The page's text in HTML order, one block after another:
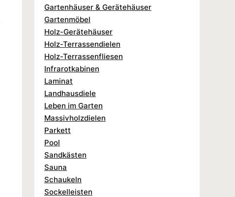
Gartenhäuser & Gerätehäuser
Gartenmöbel
Holz-Gerätehäuser
Holz-Terrassendielen
Holz-Terrassenfliesen
Infrarotkabinen
Laminat
Landhausdiele
Leben im Garten
Massivholzdielen
Parkett
Pool
Sandkästen
Sauna
Schaukeln
Sockelleisten